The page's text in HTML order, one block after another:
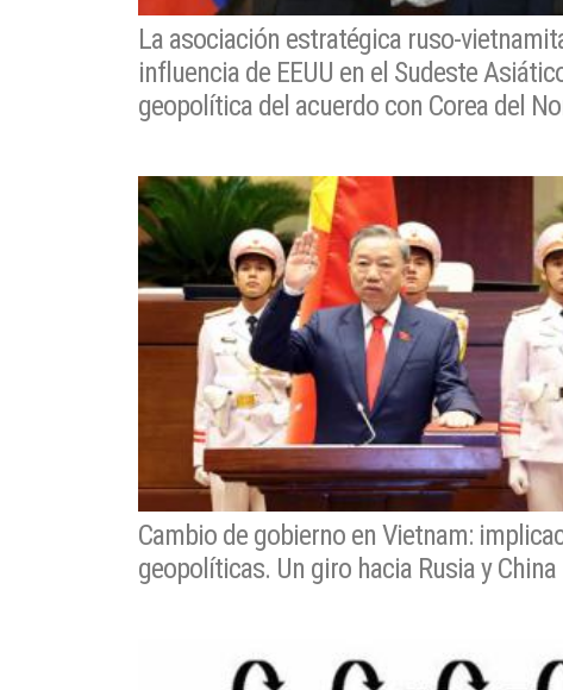
La asociación estratégica ruso-
influencia de EEUU en el Sudeste
geopolítica del acuerdo con Corea del
Cambio de gobierno en Vietnam:
geopolíticas. Un giro hacia Rusia y China